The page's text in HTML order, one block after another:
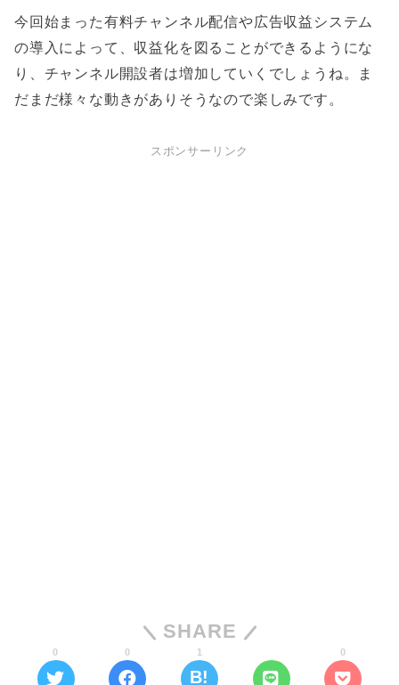
今回始まった有料チャンネル配信や広告収益システム
の導入によって、収益化を図ることができるようにな
り、チャンネル開設者は増加していくでしょうね。ま
だまだ様々な動きがありそうなので楽しみです。
スポンサーリンク
SHARE
0 0 1 0